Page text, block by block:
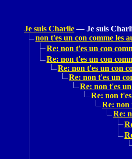
Je suis Charlie — Je suis
non t'es un con comme les
Re: non t'es un con
Re: non t'es un con
Re: non t'es un con
Re: non t'es un
Re: non t'es
Re: non
Re: non
Re: